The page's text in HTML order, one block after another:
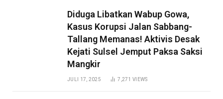
Diduga Libatkan Wabup Gowa,
Kasus Korupsi Jalan Sabbang-
Tallang Memanas! Aktivis Desak
Kejati Sulsel Jemput Paksa Saksi
Mangkir
JULI 17, 2025 7,271VIEWS